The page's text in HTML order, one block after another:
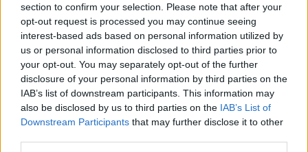
section to confirm your selection. Please note that after your
opt-out request is processed you may continue seeing
interest-based ads based on personal information utilized by
us or personal information disclosed to third parties prior to
your opt-out. You may separately opt-out of the further
disclosure of your personal information by third parties on the
IAB’s list of downstream participants. This information may
also be disclosed by us to third parties on the IAB’s List of
Downstream Participants that may further disclose it to other
ΚΑΛΛΙΘΕΑ | ΑΘΗΝΑ - ΑΤΤΙΚΗ
Πλήρης απασχόληση
29/07/2026
Αισθητικός για Δερματολογικό Κέντρο
ΛΕΥΚΩΣΙΑ | Κύπρος